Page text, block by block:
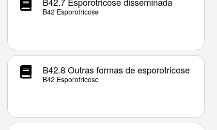
B42 Esporotricose
B42.8 Outras formas de esporotricose
B42 Esporotricose